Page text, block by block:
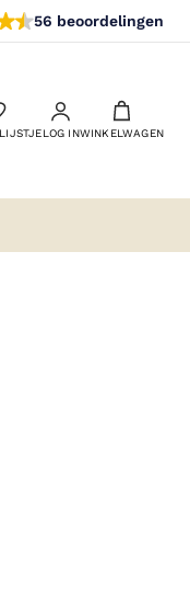
56 beoordelingen
LOG INWINKELWAGEN